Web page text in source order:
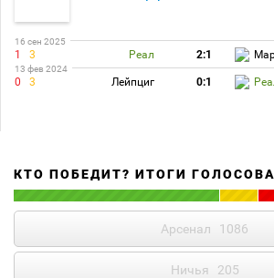
16 сен 2025
1 3 Реал 2:1
13 фев 2024
0 3 Лейпциг 0:1
КТО ПОБЕДИТ? ИТОГИ
Арсенал 1086
Ничья 205